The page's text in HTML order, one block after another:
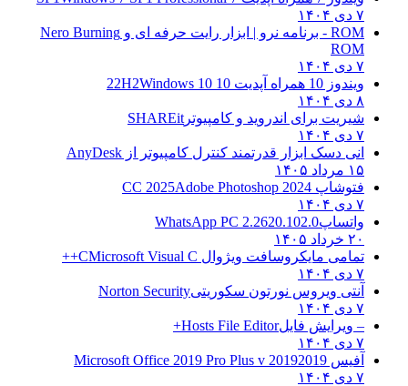
۷ دی ۱۴۰۴
ROM - برنامه نرو | ابزار رایت حرفه ای و
Nero Burning
ROM
۷ دی ۱۴۰۴
ویندوز 10 همراه آپدیت 10 22H2
Windows 10
۸ دی ۱۴۰۴
شیریت برای اندروید و کامپیوتر SHAREit
۷ دی ۱۴۰۴
انی دسک ابزار قدرتمند کنترل کامپیوتر از AnyDesk
۱۵ مرداد ۱۴۰۵
فتوشاپ CC 2025 Adobe Photoshop 2024
۷ دی ۱۴۰۴
واتساپWhatsApp PC 2.2620.102.0
۲۰ خرداد ۱۴۰۵
تمامی مایکروسافت ویژوال C Microsoft Visual C++
۷ دی ۱۴۰۴
آنتی ویروس نورتون سکوریتیNorton Security
۷ دی ۱۴۰۴
– ویرایش فایلHosts File Editor+
۷ دی ۱۴۰۴
آفیس 2019 2019 Microsoft Office 2019 Pro Plus v
۷ دی ۱۴۰۴